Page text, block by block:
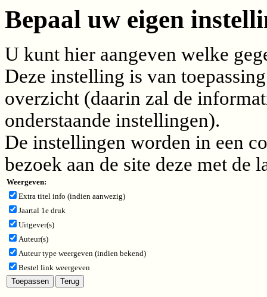
Bepaal uw eigen
U kunt hier aangeven welke
Deze instelling is van
overzicht (daarin zal de
onderstaande instellingen).
De instellingen worden in een
bezoek aan de site deze met de
Weergeven:
Extra titel info (indien aanwezig)
Jaartal 1e druk
Uitgever(s)
Auteur(s)
Auteur type weergeven (indien bekend)
Bestel link weergeven